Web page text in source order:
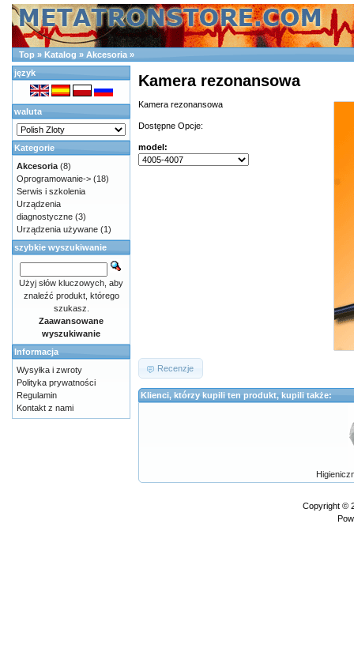
Top » Katalog » Akcesoria »
Kamera rezonansowa
Kamera rezonansowa
Dostępne Opcje:
model:
Recenzje
Klienci, którzy kupili ten produkt, kupili także:
język
waluta
Kategorie
Akcesoria (8)
Oprogramowanie-> (18)
Serwis i szkolenia
Urządzenia
diagnostyczne (3)
Urządzenia używane (1)
szybkie wyszukiwanie
Użyj słów kluczowych, aby
znaleźć produkt, którego
szukasz.
Zaawansowane
wyszukiwanie
Informacja
Wysyłka i zwroty
Polityka prywatności
Regulamin
Kontakt z nami
Copyright ©